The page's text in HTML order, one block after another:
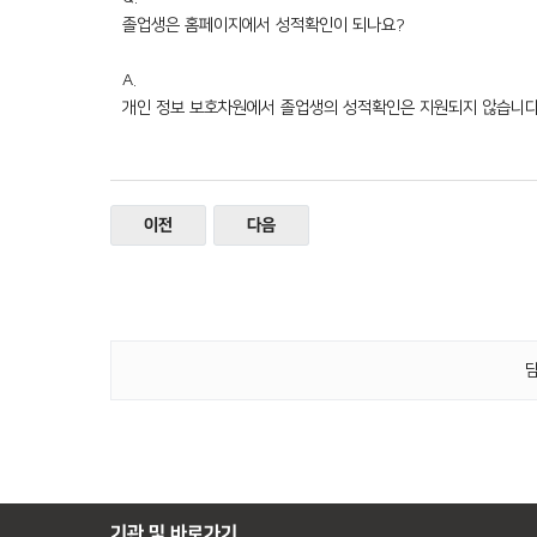
졸업생은 홈페이지에서 성적확인이 되나요?
A.
개인 정보 보호차원에서 졸업생의 성적확인은 지원되지 않습니
이전 다음